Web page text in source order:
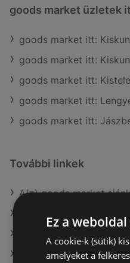
goods market üzletek
goods market itt:
goods market itt:
goods market itt:
goods market itt:
goods market itt:
További linkek
A(z) goods market
A(z) Alma
Ez a
A cookie-k (sütik)
amelyeket a